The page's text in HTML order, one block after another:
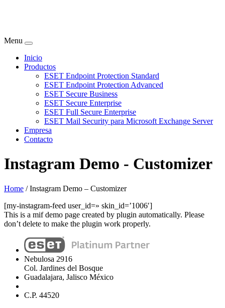
Menu
Inicio
Productos
ESET Endpoint Protection Standard
ESET Endpoint Protection Advanced
ESET Secure Business
ESET Secure Enterprise
ESET Full Secure Enterprise
ESET Mail Security para Microsoft Exchange Server
Empresa
Contacto
Instagram Demo - Customizer
Home /Instagram Demo – Customizer
[my-instagram-feed user_id=» skin_id=’1006′]
This is a mif demo page created by plugin automatically. Please
don’t delete to make the plugin work properly.
Nebulosa 2916
Col. Jardines del Bosque
Guadalajara, Jalisco México
C.P. 44520